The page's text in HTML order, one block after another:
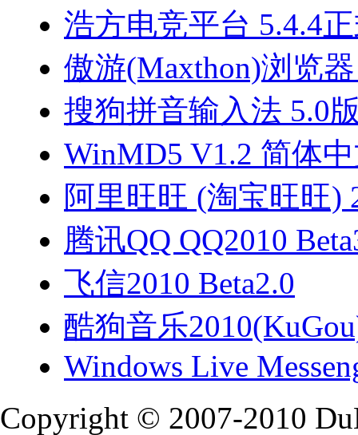
浩方电竞平台 5.4.4
傲游(Maxthon)浏览
搜狗拼音输入法 5.0
WinMD5 V1.2 简体
阿里旺旺 (淘宝旺旺)
腾讯QQ QQ2010
飞信2010 Beta2.0
酷狗音乐
Windows Live
Copyright © 2007-2010